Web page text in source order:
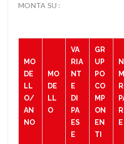
MONTA SU :
MO
DE
LL
O/
AN
NO
MO
DE
LL
O
VA
RIA
NT
E
DI
PA
ES
E
GR
UP
PO
CO
MP
ON
EN
TI
E